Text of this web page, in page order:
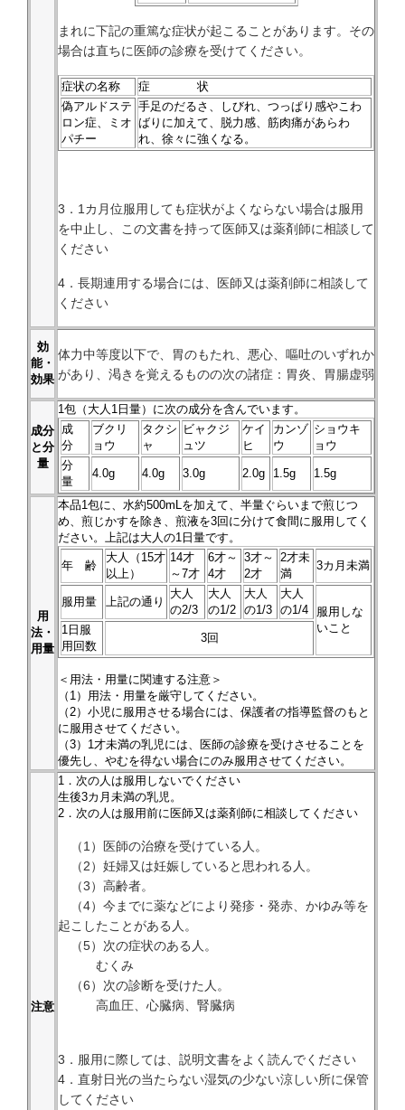
まれに下記の重篤な症状が起こることがあります。その
場合は直ちに医師の診療を受けてください。
症状の名称
症 状
偽アルドステ
ロン症、ミオ
パチー
手足のだるさ、しびれ、つっぱり感やこわ
ばりに加えて、脱力感、筋肉痛があらわ
れ、徐々に強くなる。
3．1カ月位服用しても症状がよくならない場合は服用
を中止し、この文書を持って医師又は薬剤師に相談して
ください
4．長期連用する場合には、医師又は薬剤師に相談して
ください
効
能・
効果
体力中等度以下で、胃のもたれ、悪心、嘔吐のいずれか
があり、渇きを覚えるものの次の諸症：胃炎、胃腸虚弱
成分
と分
量
1包（大人1日量）に次の成分を含んでいます。
成
分
ブクリ
ョウ
タクシ
ャ
ビャクジ
ュツ
ケイ
ヒ
カンゾ
ウ
ショウキ
ョウ
分
量
4.0g 4.0g 3.0g 2.0g 1.5g 1.5g
用
法・
用量
本品1包に、水約500mLを加えて、半量ぐらいまで煎じつ
め、煎じかすを除き、煎液を3回に分けて食間に服用してく
ださい。上記は大人の1日量です。
年 齢
大人（15才
以上）
14才
～7才
6才～
4才
3才～
2才
2才未
満
3カ月未満
服用量 上記の通り
大人
の2/3
大人
の1/2
大人
の1/3
大人
の1/4
服用しな
いこと
1日服
用回数
3回
＜用法・用量に関連する注意＞
（1）用法・用量を厳守してください。
（2）小児に服用させる場合には、保護者の指導監督のもと
に服用させてください。
（3）1才未満の乳児には、医師の診療を受けさせることを
優先し、やむを得ない場合にのみ服用させてください。
注意
1．次の人は服用しないでください
生後3カ月未満の乳児。
2．次の人は服用前に医師又は薬剤師に相談してください
（1）医師の治療を受けている人。
（2）妊婦又は妊娠していると思われる人。
（3）高齢者。
（4）今までに薬などにより発疹・発赤、かゆみ等を
起こしたことがある人。
（5）次の症状のある人。
むくみ
（6）次の診断を受けた人。
高血圧、心臓病、腎臓病
3．服用に際しては、説明文書をよく読んでください
4．直射日光の当たらない湿気の少ない涼しい所に保管
してください